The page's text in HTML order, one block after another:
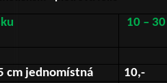
10 –
cm jednomístná 10,-